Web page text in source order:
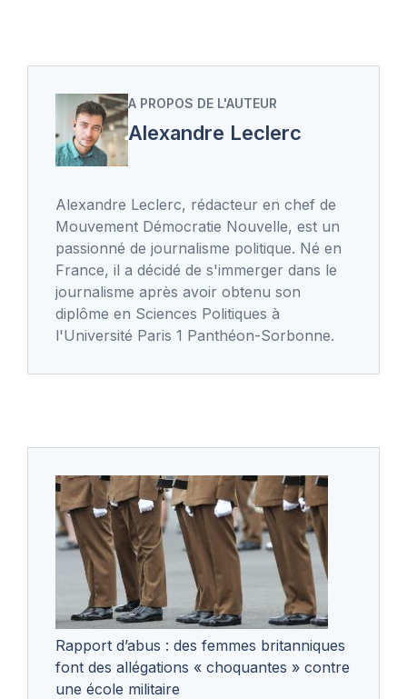
A PROPOS DE L'AUTEUR
Alexandre Leclerc
Alexandre Leclerc, rédacteur en chef de
Mouvement Démocratie Nouvelle, est un
passionné de journalisme politique. Né en
France, il a décidé de s'immerger dans le
journalisme après avoir obtenu son
diplôme en Sciences Politiques à
l'Université Paris 1 Panthéon-Sorbonne.
Rapport d’abus : des femmes britanniques
font des allégations « choquantes » contre
une école militaire